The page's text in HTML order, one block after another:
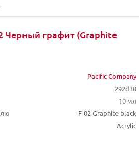
Черный графит (Graphite
Pacific Company
292d30
10 мл
F-02 Graphite black
Acrylic